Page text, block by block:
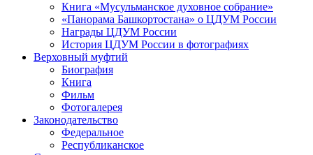
Книга «Мусульманское духовное собрание»
«Панорама Башкортостана» о ЦДУМ России
Награды ЦДУМ России
История ЦДУМ России в фотографиях
Верховный муфтий
Биография
Книга
Фильм
Фотогалерея
Законодательство
Федеральное
Республиканское